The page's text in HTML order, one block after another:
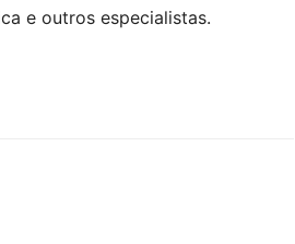
e outros especialistas.